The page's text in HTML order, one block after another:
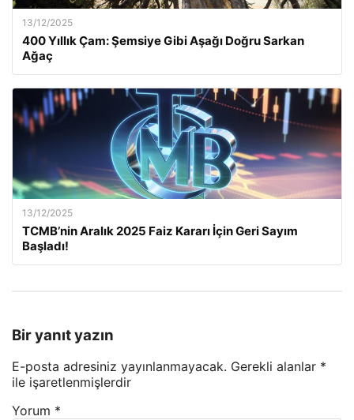
13/12/2025
400 Yıllık Çam: Şemsiye Gibi Aşağı Doğru Sarkan
Ağaç
13/12/2025
TCMB’nin Aralık 2025 Faiz Kararı İçin Geri Sayım
Başladı!
Bir yanıt yazın
E-posta adresiniz yayınlanmayacak. Gerekli alanlar *
ile işaretlenmişlerdir
Yorum *